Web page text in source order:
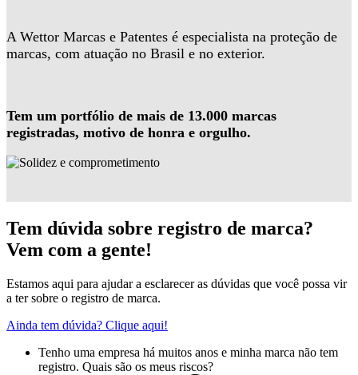
A Wettor Marcas e Patentes é especialista na proteção de
marcas, com atuação no Brasil e no exterior.
Tem um portfólio de mais de 13.000 marcas
registradas, motivo de honra e orgulho.
Tem dúvida sobre registro de marca?
Vem com a gente!
Estamos aqui para ajudar a esclarecer as dúvidas que você possa vir
a ter sobre o registro de marca.
Ainda tem dúvida? Clique aqui!
Tenho uma empresa há muitos anos e minha marca não tem
registro. Quais são os meus riscos?